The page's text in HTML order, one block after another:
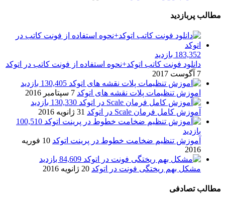
مطالب پربازدید
183,352 بازدید
دانلود فونت کاتب اتوکد+نحوه استفاده از فونت کاتب در اتوکد
7 آگوست 2017
130,405 بازدید
اموزش تنظیمات پلات نقشه های اتوکد 7 سپتامبر 2016
130,330 بازدید
آموزش کامل فرمان Scale در اتوکد
31 ژانویه 2016
100,510
بازدید
آموزش تنظیم ضخامت خطوط در پرینت اتوکد
10 فوریه
2016
84,609 بازدید
مشکل بهم ریختگی فونت در اتوکد 20 ژانویه 2016
مطالب تصادفی